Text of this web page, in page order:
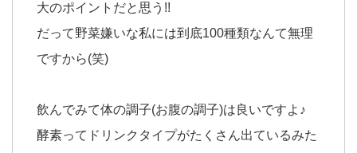
大のポイントだと思う!!
だって野菜嫌いな私には到底100種類なんて無理
ですから(笑)
飲んでみて体の調子(お腹の調子)は良いですよ♪
酵素ってドリンクタイプがたくさん出ているみた